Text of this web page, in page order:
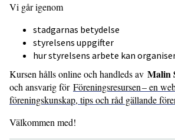
Vi går igenom
stadgarnas betydelse
styrelsens uppgifter
hur styrelsens arbete kan
Kursen hålls online och handleds av Malin
och ansvarig för Föreningsresursen – en
föreningskunskap, tips och råd gällande
Välkommen med!